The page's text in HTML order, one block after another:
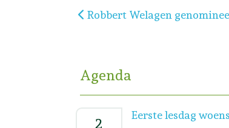
Vorig artikel: Robbert
Robbert Welagen
Agenda
2
Eerste lesdag